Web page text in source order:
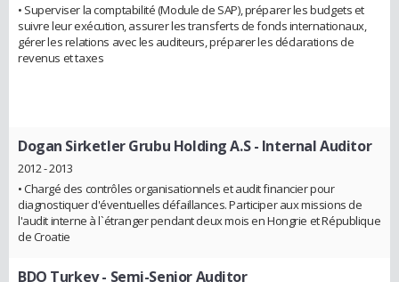
• Superviser la comptabilité (Module de SAP), préparer les budgets et
suivre leur exécution, assurer les transferts de fonds internationaux,
gérer les relations avec les auditeurs, préparer les déclarations de
revenus et taxes
Dogan Sirketler Grubu Holding A.S- Internal Auditor
2012 - 2013
• Chargé des contrôles organisationnels et audit financier pour
diagnostiquer d'éventuelles défaillances. Participer aux missions de
l'audit interne à l`étranger pendant deux mois en Hongrie et République
de Croatie
BDO Turkey- Semi-Senior Auditor